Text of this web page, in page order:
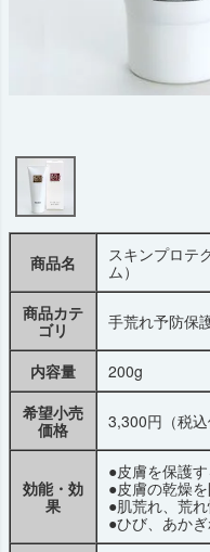
商品名
スキンプロテ
ム）
商品カテ
ゴリ
手荒れ予防保
内容量
200g
希望小売
価格
3,300円（税込
効能・効
果
●皮膚を保護す
●皮膚の乾燥
●肌荒れ、荒
●ひび、あか